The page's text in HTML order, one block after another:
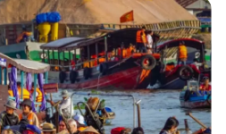
tiết cách tham gia (và hủy tham
trên ứng dụng Green SM, cùng
khi […]